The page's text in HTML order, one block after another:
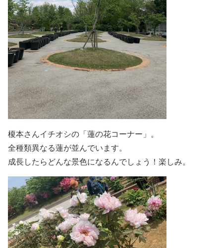
榎本さんイチオシの「蓮の花コーナー」。
全種類異なる蓮が並んでいます。
成長したらどんな景色になるんでしょう！楽しみ。